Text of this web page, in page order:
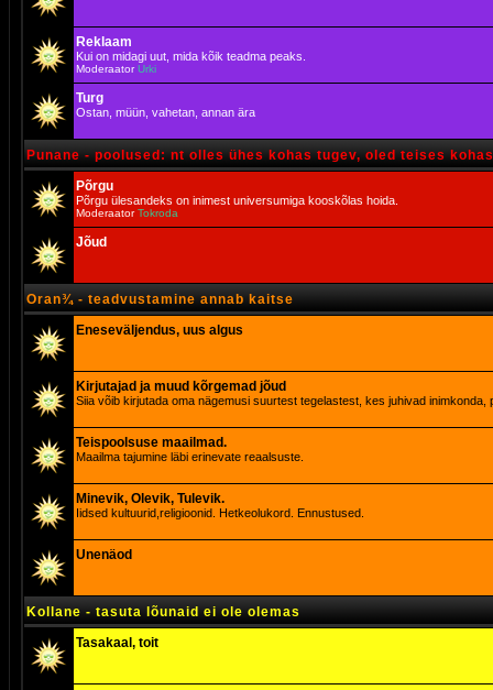
Reklaam
Kui on midagi uut, mida kõik teadma peaks.
ModeraatorUrki
Turg
Ostan, müün, vahetan, annan ära
Punane - poolused: nt olles ühes kohas tugev, oled teises
Põrgu
Põrgu ülesandeks on inimest universumiga kooskõlas hoida.
ModeraatorTokroda
Jõud
Oran¾ - teadvustamine annab kaitse
Eneseväljendus, uus algus
Kirjutajad ja muud kõrgemad jõud
Siia võib kirjutada oma nägemusi suurtest tegelastest, kes juhivad inimkonda,
Teispoolsuse maailmad.
Maailma tajumine läbi erinevate reaalsuste.
Minevik, Olevik, Tulevik.
Iidsed kultuurid,religioonid. Hetkeolukord. Ennustused.
Unenäod
Kollane - tasuta lõunaid ei ole olemas
Tasakaal, toit